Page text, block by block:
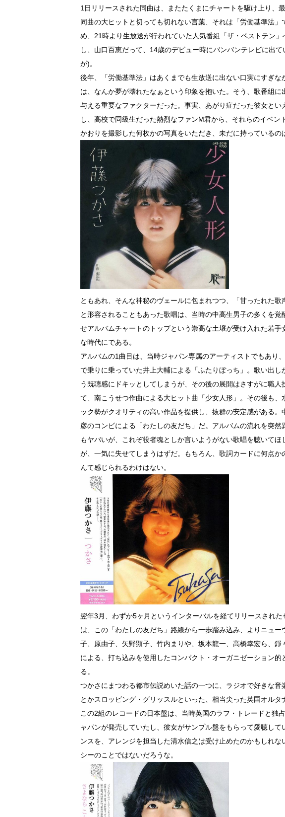
1日リリースされた同曲は、またたくまにチャートを駆け上り、
同曲の大ヒットと切っても切れない言葉、それは「労働基準法
め、21時より生放送が行われていた人気番組「ザ・ベストテン
し、山口百恵だって、14歳のデビュー時にバンバンテレビに出
が)。
後年、「労働基準法」はあくまでも生放送に出ない口実にすぎ
は、なんか夢が壊れたなぁという印象を抱いた。そう、歌番組
与える重要なファクターだった。事実、あがり症だった彼女と
し、高校で同級生だった熱烈なファンM君から、それらのイベ
かおりを撮影した何枚かの写真をいただき、未だに持っているの
ともあれ、そんな神秘のヴェールに包まれつつ、「甘ったれた歌
と形容されることもあった歌唱は、当時の中高生男子の多くを
せアルバムチャートのトップという崇高な土壌が受け入れた若
な時代にである。
アルバムの1曲目は、当時ジャパン専属のアーティストでもあり
で乗りに乗っていた井上大輔による「ふたりぼっち」。歌い出
う既聴感にドキッとしてしまうが、その後の展開はさすがに職
て、南こうせつ作曲による大ヒット曲「少女人形」。その後も
ック勢がクオリティの高い作品を提供し、抜群の安定感がある
彦のコンビによる「わたしの友だち」だ。アルバムの流れを突
もヤバいが、これぞ役者魂としか言いようがない歌唱を聴いて
が、一気に失せてしまうはずだ。もちろん、歌詞カードに何点
んて感じられるわけはない。
翌年3月、わずか5ヶ月というインターバルを経てリリースされ
は、この「わたしの友だち」路線から一歩踏み込み、よりニュ
子、原由子、矢野顕子、竹内まりや、坂本龍一、高橋幸宏ら、
による、打ち込みを使用したコンパクト・オーガニゼーション
る。
つかさにまつわる都市伝説めいた話の一つに、ラジオで好きな
とかスロッビング・グリッスルといった、相当尖った英国オル
この2組のレコードの日本盤は、当時英国のラフ・トレードと独
ャパンが発売していたし、彼女がサンプル盤をもらって愛聴し
ンスを、アレンジを担当した清水信之は受け止めたのかもしれ
シーのことではないだろうな。